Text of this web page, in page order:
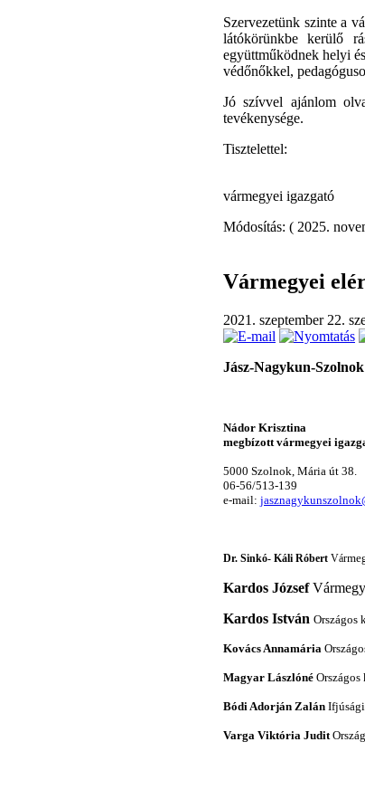
Szervezetünk szinte a
látókörünkbe kerülő
együttműködnek helyi
védőnőkkel,
Jó szívvel ajánlom
tevékenysége.
Tisztelettel:
vármegyei igazgató
Módosítás: ( 2025.
Vármegyei
2021. szeptember 22.
Jász-Nagykun-
Nádor Krisztina
megbízott vármegyei
5000 Szolnok, Mária út 38.
06-56/513-139
e-mail:
Dr. Sinkó- Káli Róbert Vár
Kardos József
Kardos István Országos
Kovács Annamária
Magyar Lászlóné
Bódi Adorján Zalán
Varga Viktória Judit